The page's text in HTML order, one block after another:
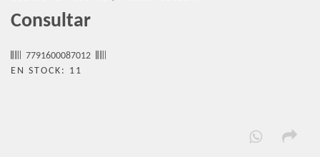
Consultar
7791600087012
EN STOCK: 11